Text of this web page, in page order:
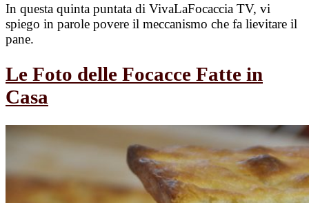
In questa quinta puntata di VivaLaFocaccia TV, vi
spiego in parole povere il meccanismo che fa lievitare il
pane.
Le Foto delle Focacce Fatte in
Casa